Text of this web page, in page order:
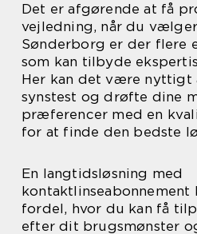
Det er afgørende at få
vejledning, når du
Sønderborg er der flere
som kan tilbyde
Her kan det være nyttigt
synstest og drøfte dine
præferencer med en
for at finde den bedste
En langtidsløsning med
kontaktlinseabonnement
fordel, hvor du kan få
efter dit brugsmønster